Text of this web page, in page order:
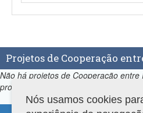
Projetos de Cooperação
Não há projetos de Cooperação
programa.
Nós usamos cookies